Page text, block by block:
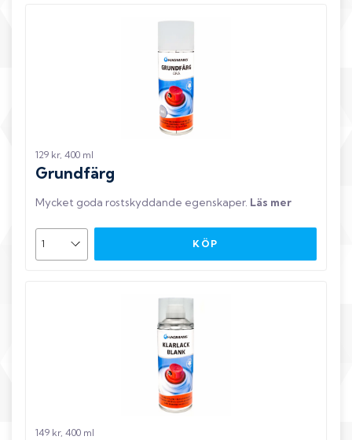
129 kr, 400 ml
Grundfärg
Mycket goda rostskyddande egenskaper. Läs mer
KÖP
149 kr, 400 ml